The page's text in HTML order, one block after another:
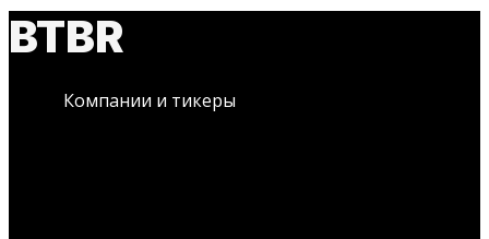
BTBR
Компании и тикеры